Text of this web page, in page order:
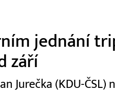
jednání
září
Jurečka (KDU-